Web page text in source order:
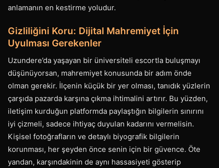
anlamanın en kestirme yoludur.
Gizliliğini Koru: Dijital Mahremiyet İçin
Uyulması Gerekenler
Uzundere’da yaşayan bir üniversiteli escortla buluşmayı
düşünüyorsan, mahremiyet konusunda bir adım önde
olman gerekir. İlçenin küçük bir yer olması, tanıdık yüzlerin
çarşıda pazarda karşına çıkma ihtimalini artırır. Bu yüzden,
iletişim kurduğun platformda paylaştığın bilgilerin sınırını
iyi çizmeli, sadece ihtiyaç duyulan kadarını vermelisin.
Kişisel fotoğrafların ve detaylı biyografik bilgilerin
korunması, her şeyden önce senin için bir güvence. Öte
yandan, karşındakinin de aynı hassasiyeti gösterip